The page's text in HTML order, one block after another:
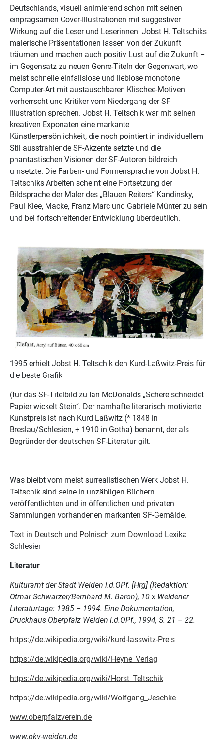
Deutschlands, visuell animierend schon mit seinen
einprägsamen Cover-Illustrationen mit suggestiver
Wirkung auf die Leser und Leserinnen. Jobst H. Teltschiks
malerische Präsentationen lassen von der Zukunft
träumen und machen auch positiv Lust auf die Zukunft –
im Gegensatz zu neuen Genre-Titeln der Gegenwart, wo
meist schnelle einfallslose und lieblose monotone
Computer-Art mit austauschbaren Klischee-Motiven
vorherrscht und Kritiker vom Niedergang der SF-
Illustration sprechen. Jobst H. Teltschik war mit seinen
kreativen Exponaten eine markante
Künstlerpersönlichkeit, die noch pointiert in individuellem
Stil ausstrahlende SF-Akzente setzte und die
phantastischen Visionen der SF-Autoren bildreich
umsetzte. Die Farben- und Formensprache von Jobst H.
Teltschiks Arbeiten scheint eine Fortsetzung der
Bildsprache der Maler des „Blauen Reiters“ Kandinsky,
Paul Klee, Macke, Franz Marc und Gabriele Münter zu sein
und bei fortschreitender Entwicklung überdeutlich.
1995 erhielt Jobst H. Teltschik den Kurd-Laßwitz-Preis für
die beste Grafik
(für das SF-Titelbild zu Ian McDonalds „Schere schneidet
Papier wickelt Stein“. Der namhafte literarisch motivierte
Kunstpreis ist nach Kurd Laßwitz (* 1848 in
Breslau/Schlesien, + 1910 in Gotha) benannt, der als
Begründer der deutschen SF-Literatur gilt.
Was bleibt vom meist surrealistischen Werk Jobst H.
Teltschik sind seine in unzähligen Büchern
veröffentlichten und in öffentlichen und privaten
Sammlungen vorhandenen markanten SF-Gemälde.
Text in Deutsch und Polnisch zum Download Lexika
Schlesier
Literatur
Kulturamt der Stadt Weiden i.d.OPf. [Hrg] (Redaktion:
Otmar Schwarzer/Bernhard M. Baron), 10 x Weidener
Literaturtage: 1985 – 1994. Eine Dokumentation,
Druckhaus Oberpfalz Weiden i.d.OPf., 1994, S. 21 – 22.
https://de.wikipedia.org/wiki/kurd-lasswitz-Preis
https://de.wikipedia.org/wiki/Heyne_Verlag
https://de.wikipedia.org/wiki/Horst_Teltschik
https://de.wikipedia.org/wiki/Wolfgang_Jeschke
www.oberpfalzverein.de
www.okv-weiden.de